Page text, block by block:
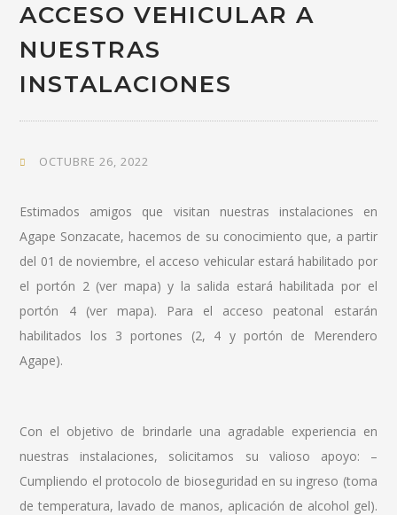
ACCESO VEHICULAR A
NUESTRAS
INSTALACIONES
OCTUBRE 26, 2022
Estimados amigos que visitan nuestras instalaciones en
Agape Sonzacate, hacemos de su conocimiento que, a partir
del 01 de noviembre, el acceso vehicular estará habilitado por
el portón 2 (ver mapa) y la salida estará habilitada por el
portón 4 (ver mapa). Para el acceso peatonal estarán
habilitados los 3 portones (2, 4 y portón de Merendero
Agape).
Con el objetivo de brindarle una agradable experiencia en
nuestras instalaciones, solicitamos su valioso apoyo: –
Cumpliendo el protocolo de bioseguridad en su ingreso (toma
de temperatura, lavado de manos, aplicación de alcohol gel).